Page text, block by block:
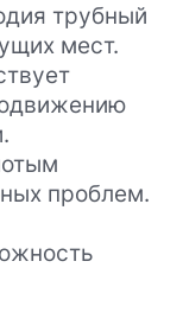
трубный
мест.
проблем.